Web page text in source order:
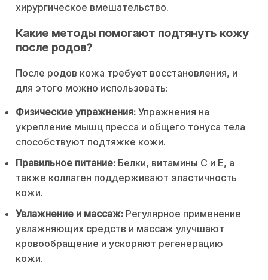
хирургическое вмешательство.
Какие методы помогают подтянуть кожу
после родов?
После родов кожа требует восстановления, и
для этого можно использовать:
Физические упражнения: Упражнения на
укрепление мышц пресса и общего тонуса тела
способствуют подтяжке кожи.
Правильное питание: Белки, витамины C и E, а
также коллаген поддерживают эластичность
кожи.
Увлажнение и массаж: Регулярное применение
увлажняющих средств и массаж улучшают
кровообращение и ускоряют регенерацию
кожи.